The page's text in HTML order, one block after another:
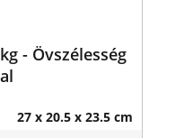
- Övszélesség
27 x 20.5 x 23.5 cm